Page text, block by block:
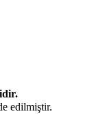
edilmiştir.